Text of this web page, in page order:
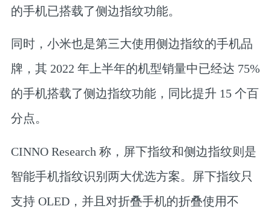
的手机已搭载了侧边指纹功能。
同时，小米也是第三大使用侧边指纹的手机品
牌，其 2022 年上半年的机型销量中已经达 75%
的手机搭载了侧边指纹功能，同比提升 15 个百
分点。
CINNO Research 称，屏下指纹和侧边指纹则是
智能手机指纹识别两大优选方案。屏下指纹只
支持 OLED，并且对折叠手机的折叠使用不